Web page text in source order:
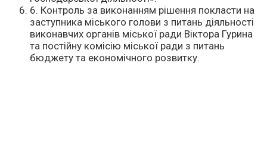
6. Контроль за виконанням рішення покласти на
заступника міського голови з питань діяльності
виконавчих органів міської ради Віктора Гурина
та постійну комісію міської ради з питань
бюджету та економічного розвитку.